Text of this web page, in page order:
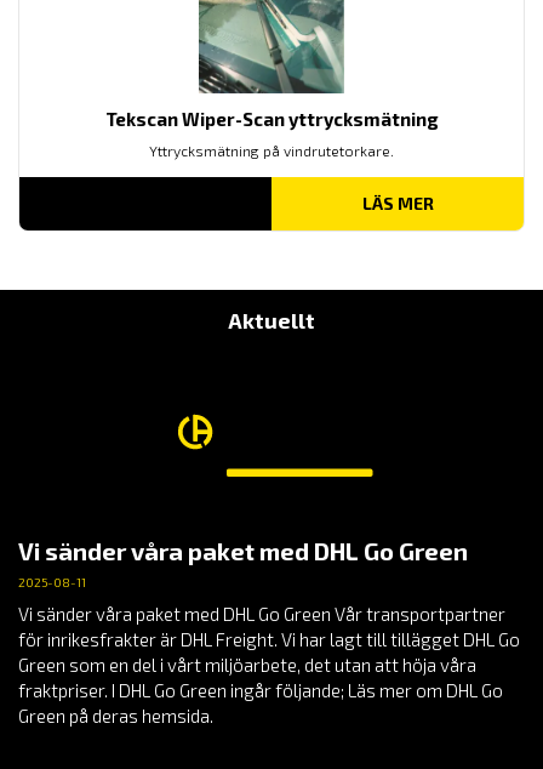
Tekscan Wiper-Scan yttrycksmätning
Yttrycksmätning på vindrutetorkare.
LÄS MER
Aktuellt
Vi sänder våra paket med DHL Go Green
2025-08-11
Vi sänder våra paket med DHL Go Green Vår transportpartner
för inrikesfrakter är DHL Freight. Vi har lagt till tillägget DHL Go
Green som en del i vårt miljöarbete, det utan att höja våra
fraktpriser. I DHL Go Green ingår följande; Läs mer om DHL Go
Green på deras hemsida.